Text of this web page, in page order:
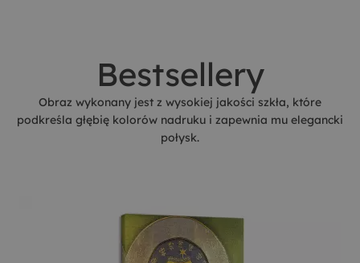
Bestsellery
Obraz wykonany jest z wysokiej jakości szkła, które
podkreśla głębię kolorów nadruku i zapewnia mu elegancki
połysk.